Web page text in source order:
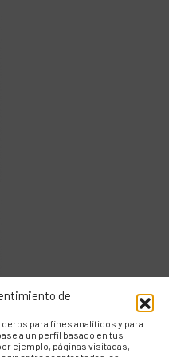
de
para fines analíticos y para
a un perfil basado en tus
ejemplo, páginas visitadas,